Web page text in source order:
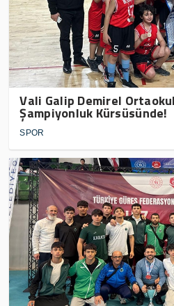
Vali Galip Demirel
Şampiyonluk Kürsüsünde!
SPOR